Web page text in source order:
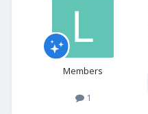
Members
1